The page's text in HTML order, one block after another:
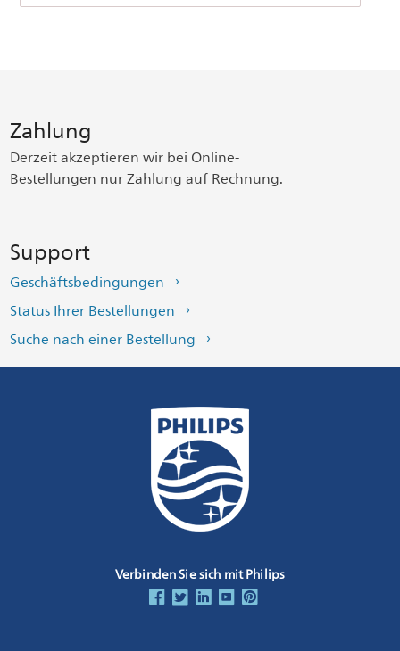
Zahlung
Derzeit akzeptieren wir bei Online-
Bestellungen nur Zahlung auf Rechnung.
Support
Geschäftsbedingungen
Status Ihrer Bestellungen
Suche nach einer Bestellung
Verbinden Sie sich mit Philips